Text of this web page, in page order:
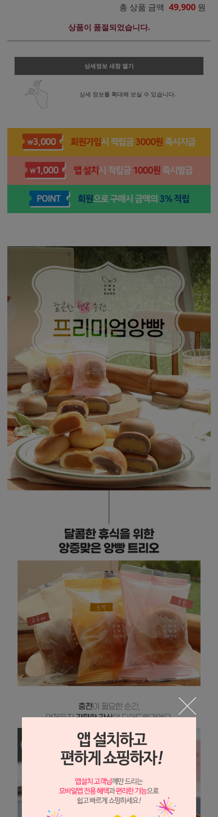
총 상품 금액 49,900 원
상품이 품절되었습니다.
상세정보 새창 열기
상세 정보를 확대해 보실 수 있습니다.